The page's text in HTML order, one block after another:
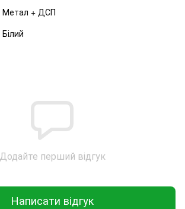
Метал + ДСП
Білий
Додайте перший відгук
Написати відгук